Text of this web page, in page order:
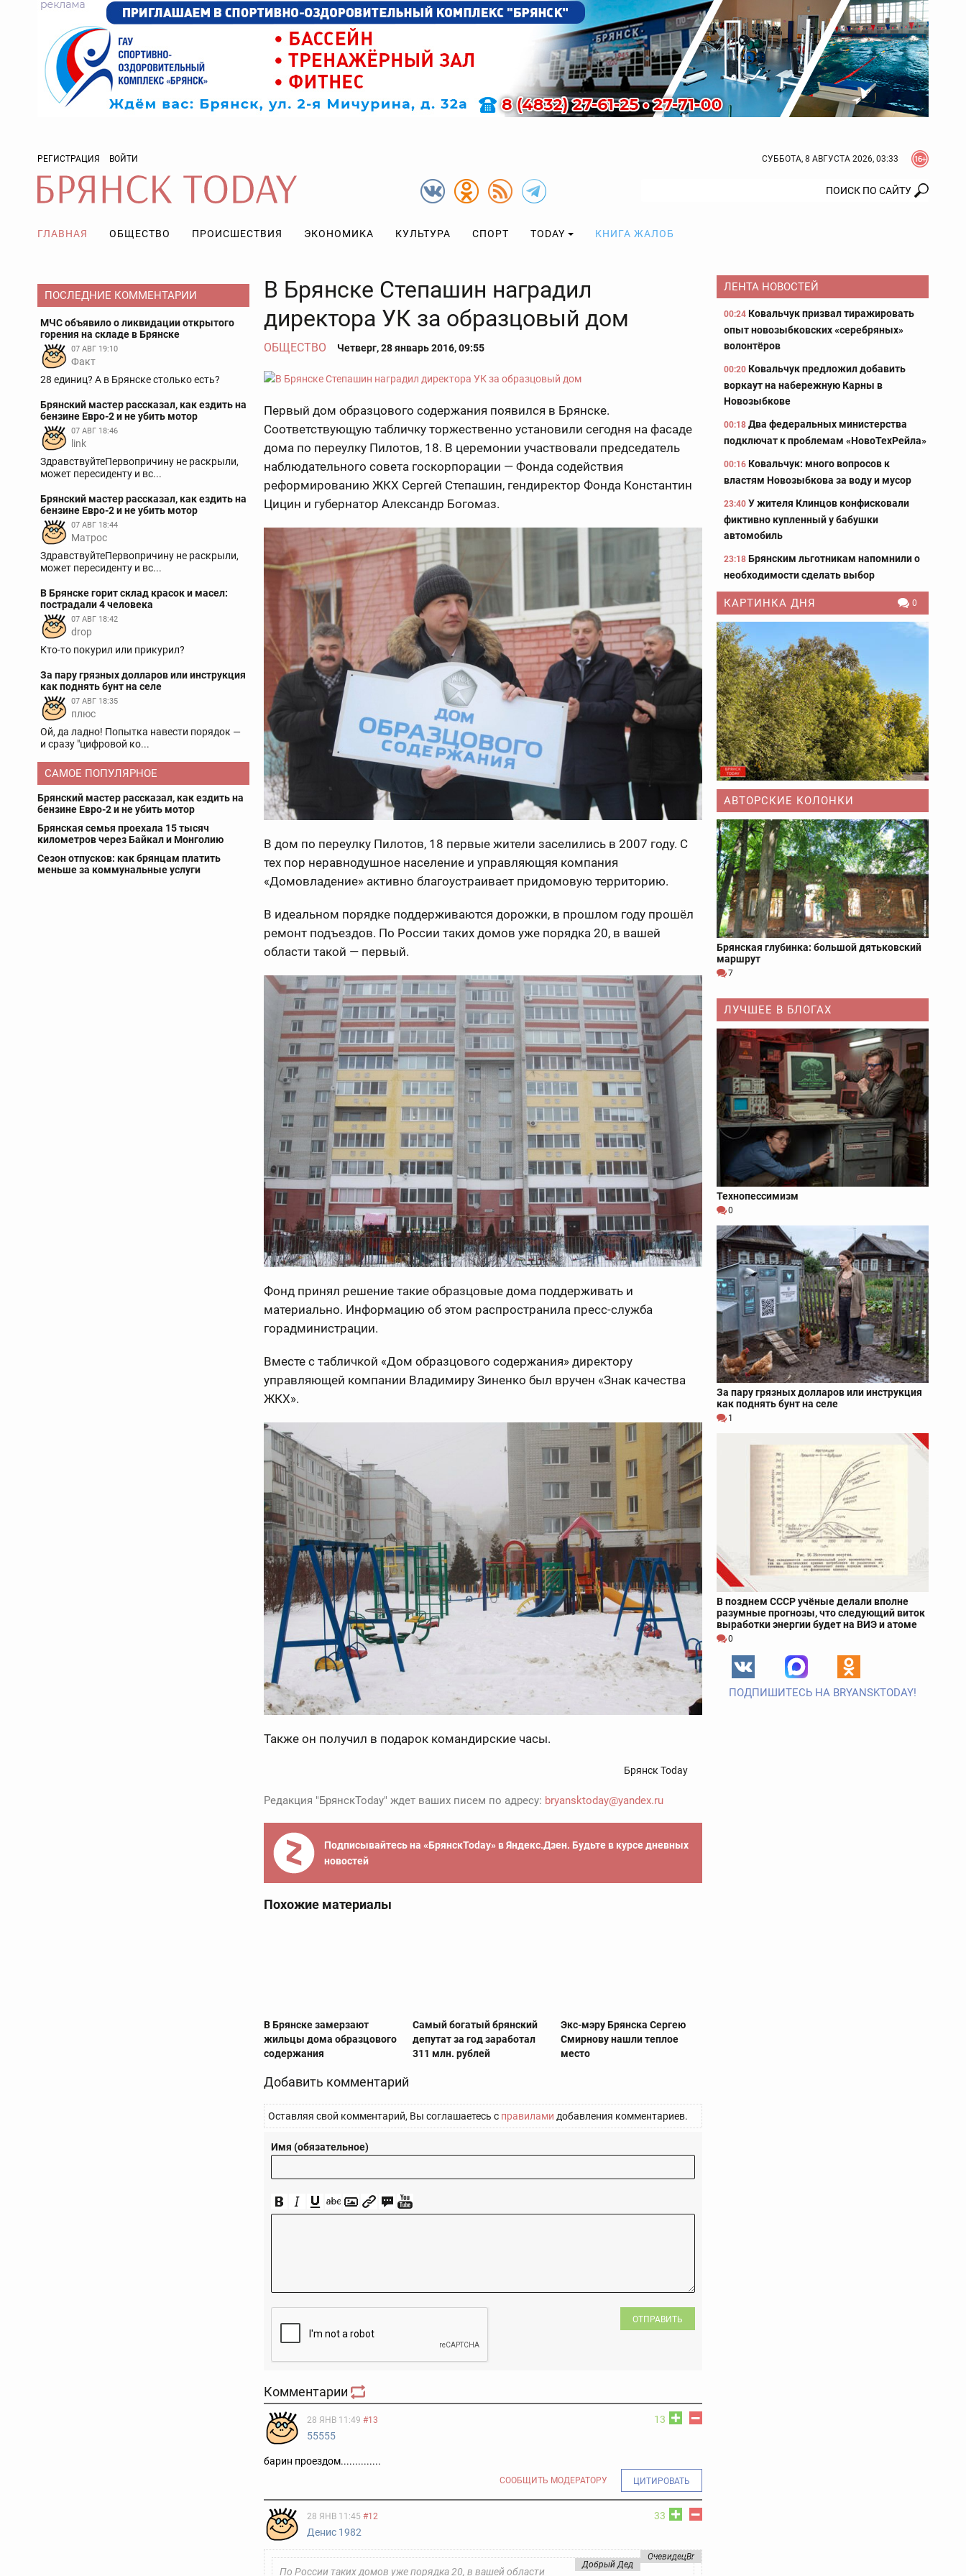
РЕГИСТРАЦИЯ ВОЙТИ СУББОТА, 8 АВГУСТА 2026, 03:33
ГЛАВНАЯ ОБЩЕСТВО ПРОИСШЕСТВИЯ ЭКОНОМИКА КУЛЬТУРА СПОРТ TODAY КНИГА ЖАЛОБ
ПОСЛЕДНИЕ КОММЕНТАРИИ
МЧС объявило о ликвидации открытого
горения на складе в Брянске
07 АВГ 19:10
Факт
28 единиц? А в Брянске столько есть?
Брянский мастер рассказал, как ездить на
бензине Евро-2 и не убить мотор
07 АВГ 18:46
link
ЗдравствуйтеПервопричину не раскрыли,
может пересиденту и вс...
Брянский мастер рассказал, как ездить на
бензине Евро-2 и не убить мотор
07 АВГ 18:44
Матрос
ЗдравствуйтеПервопричину не раскрыли,
может пересиденту и вс...
В Брянске горит склад красок и масел:
пострадали 4 человека
07 АВГ 18:42
drop
Кто-то покурил или прикурил?
За пару грязных долларов или инструкция
как поднять бунт на селе
07 АВГ 18:35
плюс
Ой, да ладно! Попытка навести порядок —
и сразу "цифровой ко...
САМОЕ ПОПУЛЯРНОЕ
Брянский мастер рассказал, как ездить на
бензине Евро-2 и не убить мотор
Брянская семья проехала 15 тысяч
километров через Байкал и Монголию
Сезон отпусков: как брянцам платить
меньше за коммунальные услуги
В Брянске Степашин наградил
директора УК за образцовый дом
ОБЩЕСТВО Четверг, 28 январь 2016, 09:55
Первый дом образцового содержания появился в Брянске.
Соответствующую табличку торжественно установили сегодня на фасаде
дома по переулку Пилотов, 18. В церемонии участвовали председатель
наблюдательного совета госкорпорации — Фонда содействия
реформированию ЖКХ Сергей Степашин, гендиректор Фонда Константин
Цицин и губернатор Александр Богомаз.
В дом по переулку Пилотов, 18 первые жители заселились в 2007 году. С
тех пор неравнодушное население и управляющяя компания
«Домовладение» активно благоустраивает придомовую территорию.
В идеальном порядке поддерживаются дорожки, в прошлом году прошёл
ремонт подъездов. По России таких домов уже порядка 20, в вашей
области такой — первый.
Фонд принял решение такие образцовые дома поддерживать и
материально. Информацию об этом распространила пресс-служба
горадминистрации.
Вместе с табличкой «Дом образцового содержания» директору
управляющей компании Владимиру Зиненко был вручен «Знак качества
ЖКХ».
Также он получил в подарок командирские часы.
Брянск Today
Редакция "БрянскToday" ждет ваших писем по адресу: bryansktoday@yandex.ru
Подписывайтесь на «БрянскToday» в Яндекс.Дзен. Будьте в курсе дневных
новостей
Похожие материалы
В Брянске замерзают
жильцы дома образцового
содержания
Самый богатый брянский
депутат за год заработал
311 млн. рублей
Экс-мэру Брянска Сергею
Смирнову нашли теплое
место
Добавить комментарий
Оставляя свой комментарий, Вы соглашаетесь с правилами добавления комментариев.
Имя (обязательное)
ОТПРАВИТЬ
Комментарии
13
28 ЯНВ 11:49 #13
55555
барин проездом..............
СООБЩИТЬ МОДЕРАТОРУ ЦИТИРОВАТЬ
33
28 ЯНВ 11:45 #12
Денис 1982
ОчевидецBr
Добрый Дед
По России таких домов уже порядка 20, в вашей области
ЛЕНТА НОВОСТЕЙ
00:24 Ковальчук призвал тиражировать
опыт новозыбковских «серебряных»
волонтёров
00:20 Ковальчук предложил добавить
воркаут на набережную Карны в
Новозыбкове
00:18 Два федеральных министерства
подключат к проблемам «НовоТехРейла»
00:16 Ковальчук: много вопросов к
властям Новозыбкова за воду и мусор
23:40 У жителя Клинцов конфисковали
фиктивно купленный у бабушки
автомобиль
23:18 Брянским льготникам напомнили о
необходимости сделать выбор
КАРТИНКА ДНЯ 0
АВТОРСКИЕ КОЛОНКИ
Брянская глубинка: большой дятьковский
маршрут
7
ЛУЧШЕЕ В БЛОГАХ
Технопессимизм
0
За пару грязных долларов или инструкция
как поднять бунт на селе
1
В позднем СССР учёные делали вполне
разумные прогнозы, что следующий виток
выработки энергии будет на ВИЭ и атоме
0
ПОДПИШИТЕСЬ НА BRYANSKTODAY!